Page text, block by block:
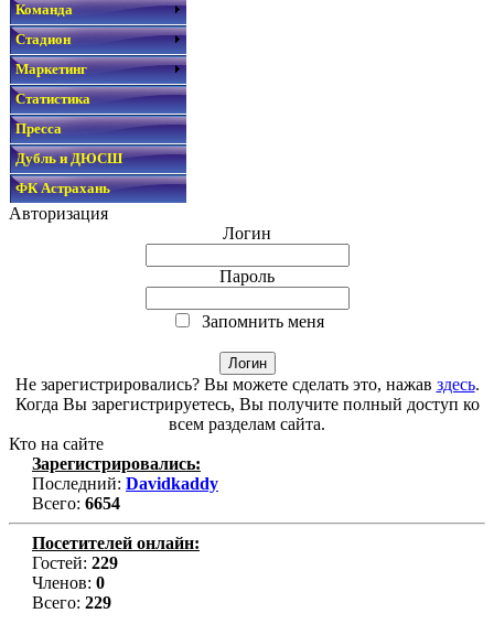
Команда
Стадион
Маркетинг
Статистика
Пресса
Дубль и ДЮСШ
ФК Астрахань
Авторизация
Логин
Пароль
Запомнить меня
Не зарегистрировались? Вы можете сделать это, нажав здесь.
Когда Вы зарегистрируетесь, Вы получите полный доступ ко
всем разделам сайта.
Кто на сайте
Зарегистрировались:
Последний: Davidkaddy
Всего: 6654
Посетителей онлайн:
Гостей: 229
Членов: 0
Всего: 229